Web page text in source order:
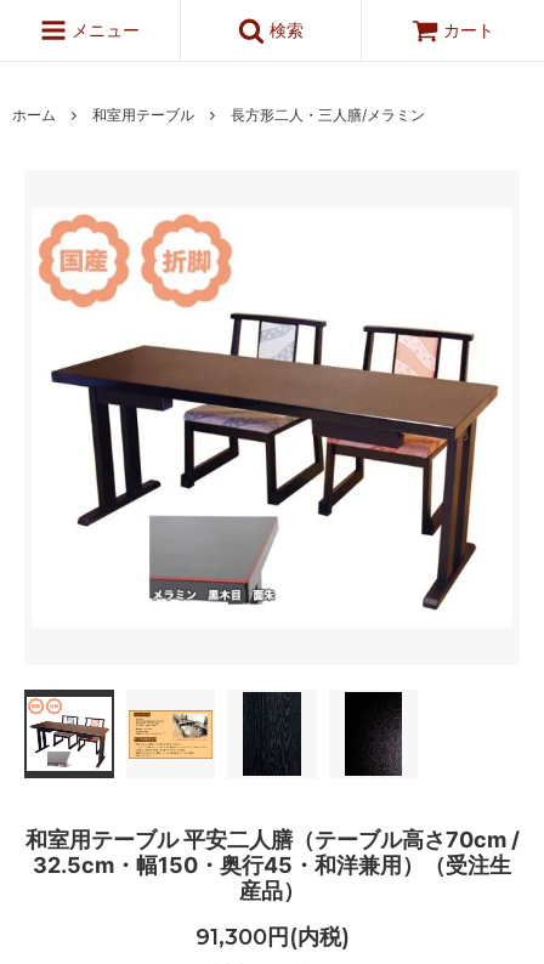
メニュー 検索 カート
ホーム 和室用テーブル 長方形二人・三人膳/メラミン
和室用テーブル 平安二人膳（テーブル高さ70cm /
32.5cm・幅150・奥行45・和洋兼用）（受注生
産品）
91,300円(内税)